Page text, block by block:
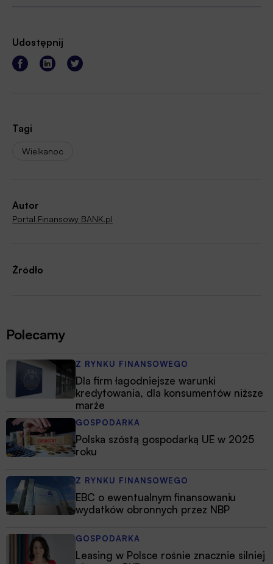
Udostępnij
Tagi
Wielkanoc
Autor
Portal Finansowy BANK.pl
Źródło
Polecamy
Z RYNKU FINANSOWEGO
Dla firm łagodniejsze warunki
kredytowania, dla konsumentów niższe
marże
GOSPODARKA
Polska szóstą gospodarką UE w 2025
roku
Z RYNKU FINANSOWEGO
EBC o ewentualnym finansowaniu
wydatków obronnych przez NBP
GOSPODARKA
Leasing w Polsce rośnie znacznie silniej